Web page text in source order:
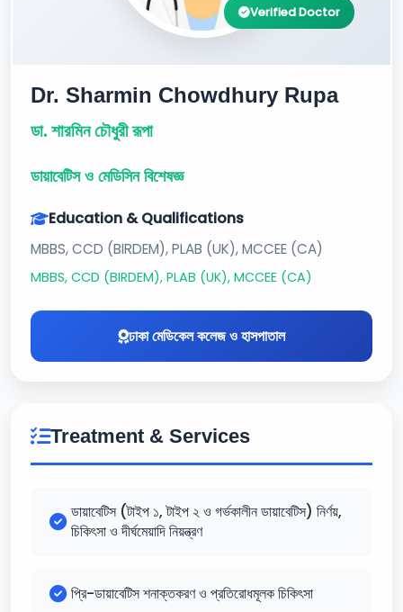
Verified Doctor
Dr. Sharmin Chowdhury Rupa
ডা. শারমিন চৌধুরী রূপা
ডায়াবেটিস ও মেডিসিন বিশেষজ্ঞ
Education & Qualifications
MBBS, CCD (BIRDEM), PLAB (UK), MCCEE (CA)
MBBS, CCD (BIRDEM), PLAB (UK), MCCEE (CA)
ঢাকা মেডিকেল কলেজ ও হাসপাতাল
Treatment & Services
ডায়াবেটিস (টাইপ ১, টাইপ ২ ও গর্ভকালীন ডায়াবেটিস) নির্ণয়,
চিকিৎসা ও দীর্ঘমেয়াদি নিয়ন্ত্রণ
প্রি-ডায়াবেটিস শনাক্তকরণ ও প্রতিরোধমূলক চিকিৎসা